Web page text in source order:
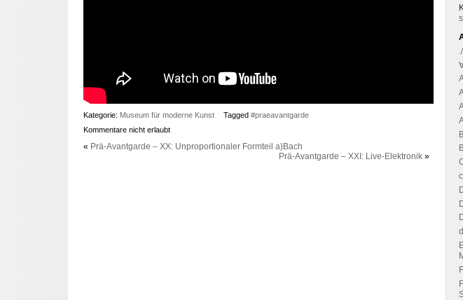
Kategorie: Museum für moderne Kunst Tagged #praeavantgarde
Kommentare nicht erlaubt
« Prä-Avantgarde – XX: Unproportionaler Formteil a)Bach
Prä-Avantgarde – XXI: Live-Elektronik »